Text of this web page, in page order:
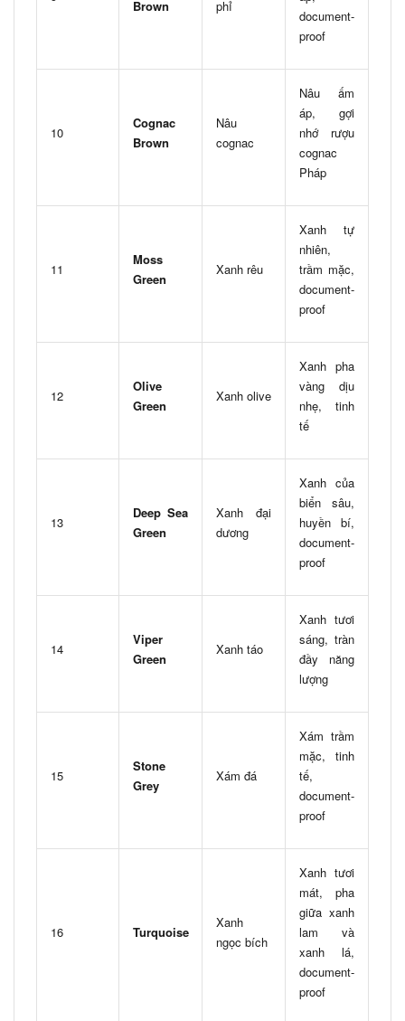
Brown
phỉ
document-
proof
10
Cognac
Brown
Nâu
cognac
Nâu ấm
áp, gợi
nhớ rượu
cognac
Pháp
11
Moss
Green
Xanh rêu
Xanh tự
nhiên,
trầm mặc,
document-
proof
12
Olive
Green
Xanh olive
Xanh pha
vàng dịu
nhẹ, tinh
tế
13
Deep Sea
Green
Xanh đại
dương
Xanh của
biển sâu,
huyền bí,
document-
proof
14
Viper
Green
Xanh táo
Xanh tươi
sáng, tràn
đầy năng
lượng
15
Stone
Grey
Xám đá
Xám trầm
mặc, tinh
tế,
document-
proof
16 Turquoise
Xanh
ngọc bích
Xanh tươi
mát, pha
giữa xanh
lam và
xanh lá,
document-
proof